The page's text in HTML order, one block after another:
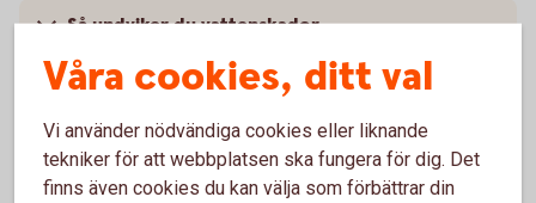
Så undviker du vattenskador
Var rädd om dig och din cykel
Våra cookies, ditt val
Vi använder nödvändiga cookies eller liknande
tekniker för att webbplatsen ska fungera för dig. Det
finns även cookies du kan välja som förbättrar din